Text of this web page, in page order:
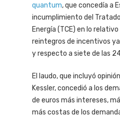
quantum, que concedía a
incumplimiento del
Energía (TCE) en lo
reintegros de incentivos
y respecto a siete de las
El laudo, que incluyó
Kessler, concedió a los
de euros más intereses,
más costas de los